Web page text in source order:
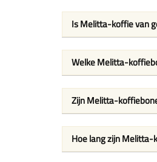
Is Melitta-koffie van
Welke Melitta-
Zijn Melitta-
Hoe lang zijn